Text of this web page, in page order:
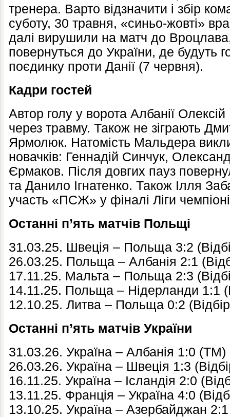
тренера. Варто відзначити і збір
суботу, 30 травня, «синьо-жовті»
далі вирушили на матч до
повернуться до України, де будуть
поєдинку проти Данії (7 червня).
Кадри гостей
Автор голу у ворота Албанії
через травму. Також не зіграють
Ярмолюк. Натомість Мальдера
новачків: Геннадій Синчук,
Єрмаков. Після довгих пауз
та Данило Ігнатенко. Також Ілля
участь «ПСЖ» у фіналі Ліги
Останні п’ять матчів Польщі
31.03.25. Швеція – Польща 3:2
26.03.25. Польща – Албанія 2:1
17.11.25. Мальта – Польща 2:3
14.11.25. Польща – Нідерланди 1:1
12.10.25. Литва – Польща 0:2
Останні п’ять матчів України
31.03.26. Україна – Албанія 1:0 (ТМ)
26.03.26. Україна – Швеція 1:3
16.11.25. Україна – Ісландія 2:0
13.11.25. Франція – Україна 4:0
13.10.25. Україна – Азербайджан